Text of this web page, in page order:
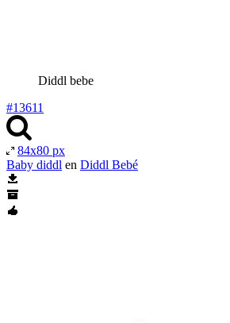
Diddl bebe
#13611
84x80 px
Baby diddl en Diddl Bebé